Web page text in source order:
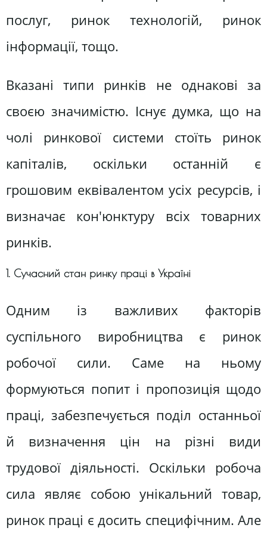
послуг, ринок технологій, ринок
інформації, тощо.
Вказані типи ринків не однакові за
своєю значимістю. Існує думка, що на
чолі ринкової системи стоїть ринок
капіталів, оскільки останній є
грошовим еквівалентом усіх ресурсів, і
визначає кон'юнктуру всіх товарних
ринків.
1. Сучасний стан ринку праці в Україні
Одним із важливих факторів
суспільного виробництва є ринок
робочої сили. Саме на ньому
формуються попит і пропозиція щодо
праці, забезпечується поділ останньої
й визначення цін на різні види
трудової діяльності. Оскільки робоча
сила являє собою унікальний товар,
ринок праці є досить специфічним. Але